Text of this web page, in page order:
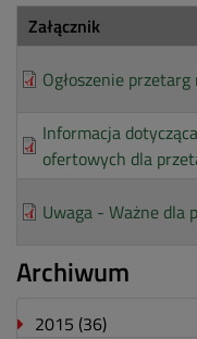
Załącznik
Ogłoszenie
Informacja
ofertowych dla
Uwaga - Ważne
Archiwum
2015 (36)